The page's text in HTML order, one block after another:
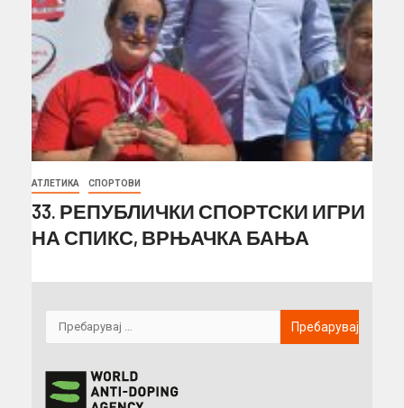
АТЛЕТИКА СПОРТОВИ
33. РЕПУБЛИЧКИ СПОРТСКИ ИГРИ
НА СПИКС, ВРЊАЧКА БАЊА